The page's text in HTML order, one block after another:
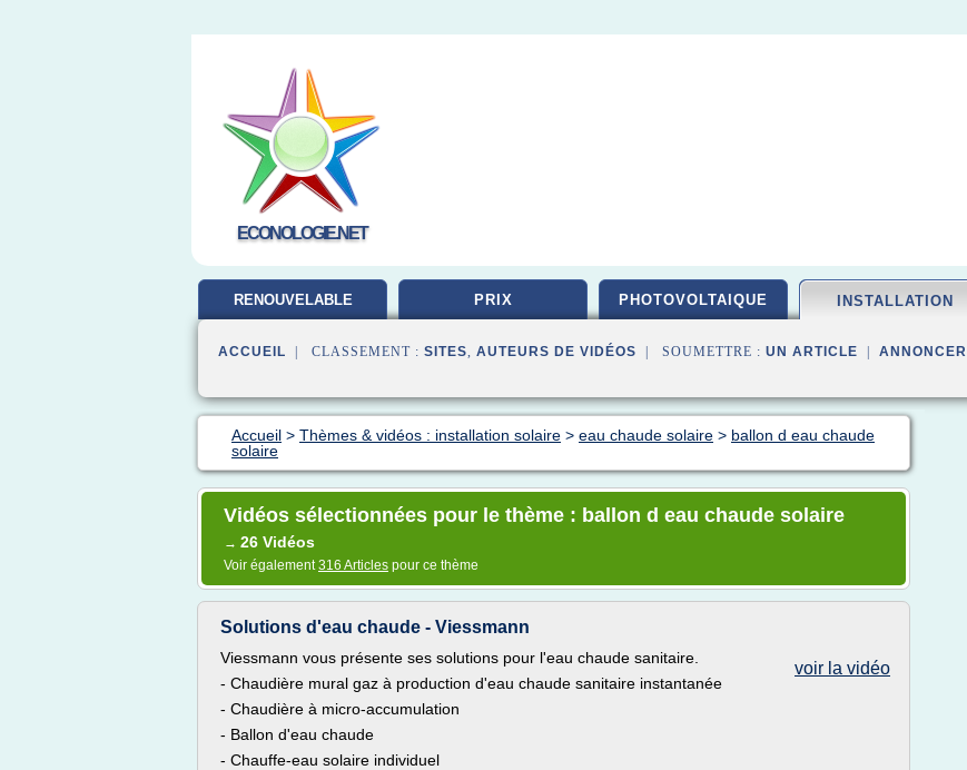
ECONOLOGIE.NET
RENOUVELABLE PRIX PHOTOVOLTAIQUE INSTALLATION
ACCUEIL | CLASSEMENT : SITES, AUTEURS DE VIDÉOS | SOUMETTRE : UN ARTICLE ANNONCER
Accueil > Thèmes & vidéos : installation solaire > eau chaude solaire > ballon d eau chaude
solaire
Vidéos sélectionnées pour le thème : ballon d eau chaude solaire
→ 26 Vidéos
Voir également316 Articles pour ce thème
Solutions d'eau chaude - Viessmann
voir la vidéo
Viessmann vous présente ses solutions pour l'eau chaude sanitaire.
- Chaudière mural gaz à production d'eau chaude sanitaire instantanée
- Chaudière à micro-accumulation
- Ballon d'eau chaude
- Chauffe-eau solaire individuel